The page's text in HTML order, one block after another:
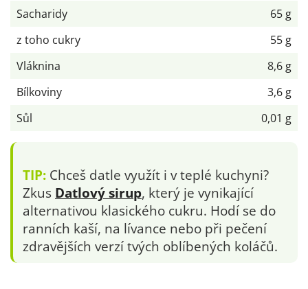
Sacharidy
65 g
z toho cukry
55 g
Vláknina
8,6 g
Bílkoviny
3,6 g
Sůl
0,01 g
TIP: Chceš datle využít i v teplé kuchyni?
Zkus Datlový sirup, který je vynikající
alternativou klasického cukru. Hodí se do
ranních kaší, na lívance nebo při pečení
zdravějších verzí tvých oblíbených koláčů.